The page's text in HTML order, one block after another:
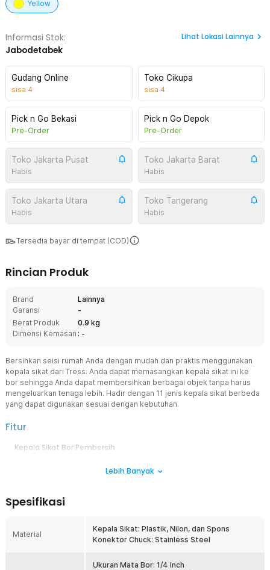
Yellow
Informasi Stok:
Jabodetabek
Lihat Lokasi Lainnya
Gudang Online
sisa 4
Toko Cikupa
sisa 4
Pick n Go Bekasi
Pre-Order
Pick n Go Depok
Pre-Order
Toko Jakarta Pusat
Habis
Toko Jakarta Barat
Habis
Toko Jakarta Utara
Habis
Toko Tangerang
Habis
Tersedia bayar di tempat (COD)
Rincian Produk
Brand
Lainnya
Garansi
-
Berat Produk
0.9 kg
Dimensi Kemasan : -
Bersihkan seisi rumah Anda dengan mudah dan praktis menggunakan
kepala sikat dari Tress. Anda dapat memasangkan kepala sikat ini ke
bor sehingga Anda dapat membersihkan berbagai objek tanpa harus
mengeluarkan tenaga lebih. Hadir dengan 11 jenis kepala sikat berbeda
yang dapat digunakan sesuai dengan kebutuhan.
Fitur
Kepala Sikat Bor Pembersih
pada bor elektrik. Anda dapat membersihkan perabotan, lantai, dan
Beragam Model Kepala Sikat
diganti sesuai dengan kebutuhan penggunaan Anda. Rumah Anda
akan bersih dalam sekejap saat menggunakan set kepala sikat
Lebih Banyak
Spesifikasi
Material
Kepala Sikat: Plastik, Nilon, dan Spons
Konektor Chuck: Stainless Steel
Ukuran Mata Bor: 1/4 Inch